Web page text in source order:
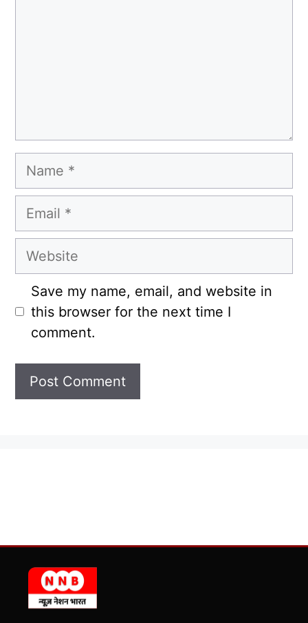
Name
Email
Website
Save my name, email, and website in
this browser for the next time I
comment.